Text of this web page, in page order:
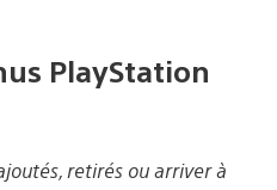
PlayStation
retirés ou arriver à